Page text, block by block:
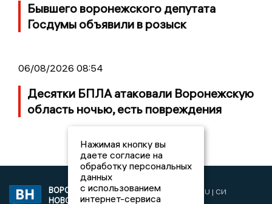
Бывшего воронежского депутата
Госдумы объявили в розыск
06/08/2026 08:54
Десятки БПЛА атаковали Воронежскую
область ночью, есть повреждения
ВОРОНЕЖСКИЕ
НОВОСТИ
2019 © VORONEZHNEWS.RU | СИ
«Воронежские новости»
Нажимая кнопку вы
даете согласие на
обработку персональных
данных
с использованием
интернет-сервиса